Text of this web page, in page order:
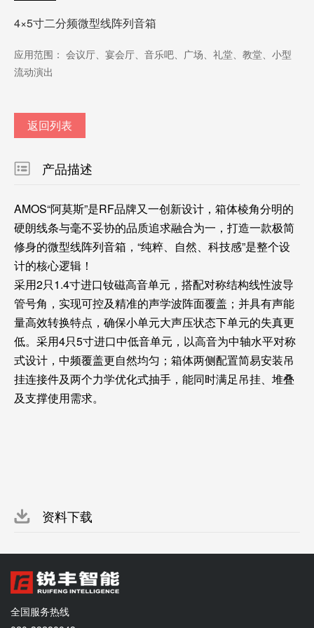
4×5寸二分频微型线阵列音箱
应用范围： 会议厅、宴会厅、音乐吧、广场、礼堂、教堂、小型
流动演出
返回列表
产品描述
AMOS“阿莫斯”是RF品牌又一创新设计，箱体棱角分明的
硬朗线条与毫不妥协的品质追求融合为一，打造一款极简
修身的微型线阵列音箱，“纯粹、自然、科技感”是整个设
计的核心逻辑！
采用2只1.4寸进口钕磁高音单元，搭配对称结构线性波导
管号角，实现可控及精准的声学波阵面覆盖；并具有声能
量高效转换特点，确保小单元大声压状态下单元的失真更
低。采用4只5寸进口中低音单元，以高音为中轴水平对称
式设计，中频覆盖更自然均匀；箱体两侧配置简易安装吊
挂连接件及两个力学优化式抽手，能同时满足吊挂、堆叠
及支撑使用需求。
资料下载
全国服务热线